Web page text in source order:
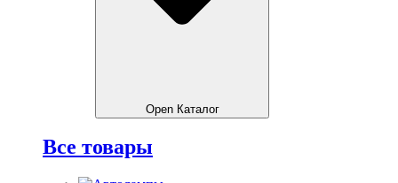
Open Каталог
Все товары